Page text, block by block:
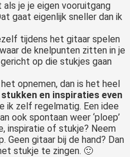
je je eigen vooruitgang
gaat eigenlijk sneller dan ik
tijdens het gitaar spelen
de knelpunten zitten in je
op die stukjes gaan
opnemen, dan is het heel
stukken en inspiraties even
ik zelf regelmatig. Een idee
ook spontaan weer ‘ploep’
inspiratie of stukje? Neem
Geen gitaar bij de hand? Dan
stukje te zingen. 🙂